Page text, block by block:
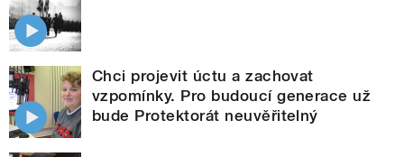
Chci projevit úctu a zachovat
vzpomínky. Pro budoucí generace už
bude Protektorát neuvěřitelný